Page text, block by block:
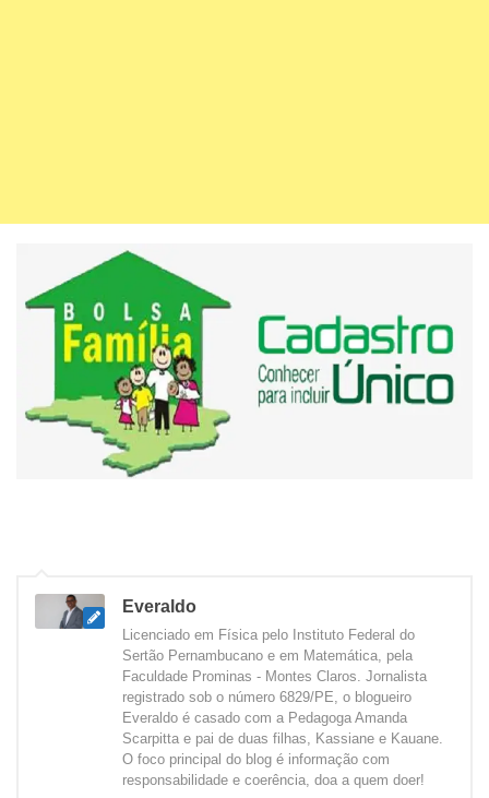
Everaldo
Licenciado em Física pelo Instituto Federal do
Sertão Pernambucano e em Matemática, pela
Faculdade Prominas - Montes Claros. Jornalista
registrado sob o número 6829/PE, o blogueiro
Everaldo é casado com a Pedagoga Amanda
Scarpitta e pai de duas filhas, Kassiane e Kauane.
O foco principal do blog é informação com
responsabilidade e coerência, doa a quem doer!